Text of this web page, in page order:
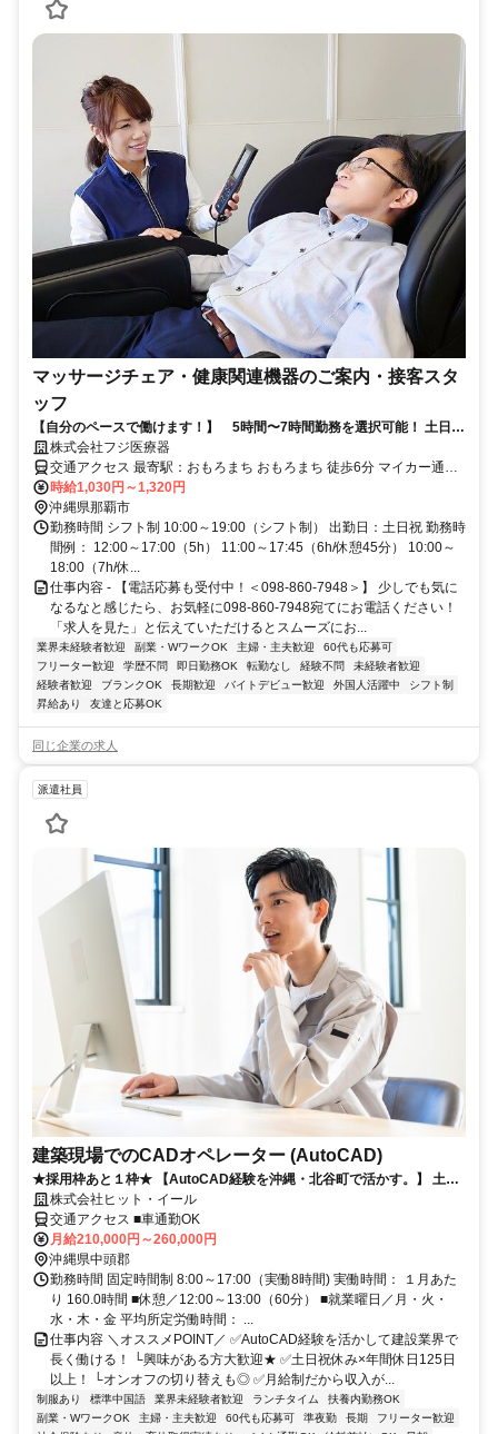
マッサージチェア・健康関連機器のご案内・接客スタ
ッフ
【自分のペースで働けます！】 5時間〜7時間勤務を選択可能！ 土日祝
日働ける方大歓迎！
株式会社フジ医療器
交通アクセス 最寄駅：おもろまち おもろまち 徒歩6分 マイカー通勤
可
時給1,030円～1,320円
沖縄県那覇市
勤務時間 シフト制 10:00～19:00（シフト制） 出勤日：土日祝 勤務時
間例： 12:00～17:00（5h） 11:00～17:45（6h/休憩45分） 10:00～
18:00（7h/休...
仕事内容 - 【電話応募も受付中！＜098-860-7948＞】 少しでも気に
なるなと感じたら、お気軽に098-860-7948宛てにお電話ください！
「求人を見た」と伝えていただけるとスムーズにお...
業界未経験者歓迎 副業・WワークOK 主婦・主夫歓迎
60代も応募可
フリーター歓迎
学歴不問 即日勤務OK 転勤なし 経験不問
未経験者歓迎
経験者歓迎
ブランクOK 長期歓迎 バイトデビュー歓迎 外国人活躍中
シフト制
昇給あり
友達と応募OK
同じ企業の求人
派遣社員
建築現場でのCADオペレーター (AutoCAD)
★採用枠あと１枠★ 【AutoCAD経験を沖縄・北谷町で活かす。】 土日
祝休み/年間休日125日以上/給与は月給制なので収入の変動なし◎
株式会社ヒット・イール
交通アクセス ■車通勤OK
月給210,000円～260,000円
沖縄県中頭郡
勤務時間 固定時間制 8:00～17:00（実働8時間) 実働時間： １月あた
り 160.0時間 ■休憩／12:00～13:00（60分） ■就業曜日／月・火・
水・木・金 平均所定労働時間： ...
仕事内容 ＼オススメPOINT／ ✅️AutoCAD経験を活かして建設業界で
長く働ける！ └興味がある方大歓迎★ ✅️土日祝休み×年間休日125日
以上！ └オンオフの切り替えも◎ ✅月給制だから収入が...
制服あり 標準中国語 業界未経験者歓迎 ランチタイム
扶養内勤務OK
副業・WワークOK
主婦・主夫歓迎 60代も応募可 準夜勤 長期
フリーター歓迎